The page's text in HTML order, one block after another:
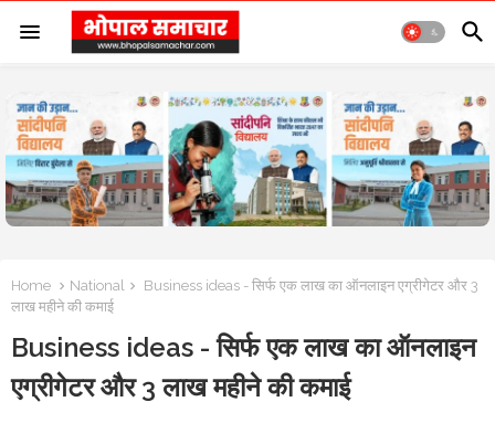
Home National
Business ideas - सिर्फ एक लाख का ऑनलाइन एग्रीगेटर और 3
लाख महीने की कमाई
Business ideas - सिर्फ एक लाख का ऑनलाइन
एग्रीगेटर और 3 लाख महीने की कमाई